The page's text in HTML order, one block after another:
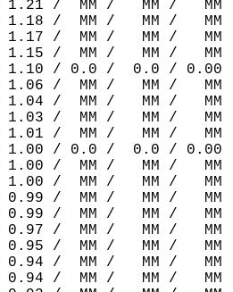
: 1.21 /  MM /   MM /   MM
: 1.18 /  MM /   MM /   MM
1.17 /  MM /   MM /   MM
/  MM /   MM /   MM
: 1.10 / 0.0 /  0.0 / 0.00
1.06 /  MM /   MM /   MM
/  MM /   MM /   MM
1.03 /  MM /   MM /   MM
1.01 /  MM /   MM /   MM
: 1.00 / 0.0 /  0.0 / 0.00
/  MM /   MM /   MM
1.00 /  MM /   MM /   MM
0.99 /  MM /   MM /   MM
0.99 /  MM /   MM /   MM
0.97 /  MM /   MM /   MM
0.95 /  MM /   MM /   MM
/  MM /   MM /   MM
: 0.94 /  MM /   MM /   MM